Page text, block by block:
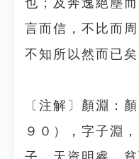
也；及奔逸絕塵
言而信，不比而
不知所以然而已矣
〔注解〕顏淵：
９０），字子淵